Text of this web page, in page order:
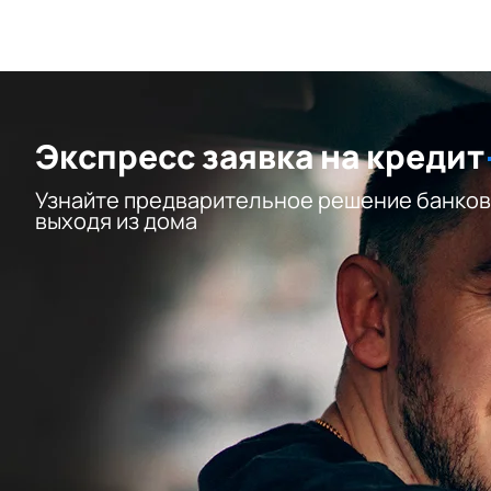
Экспресс заявка на кредит
Узнайте предварительное решение
выходя из дома